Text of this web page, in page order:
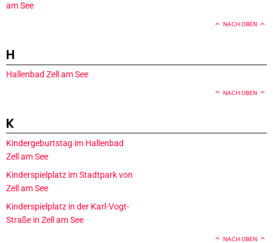
am See
NACH OBEN
H
Hallenbad Zell am See
NACH OBEN
K
Kindergeburtstag im Hallenbad
Zell am See
Kinderspielplatz im Stadtpark von
Zell am See
Kinderspielplatz in der Karl-Vogt-
Straße in Zell am See
NACH OBEN